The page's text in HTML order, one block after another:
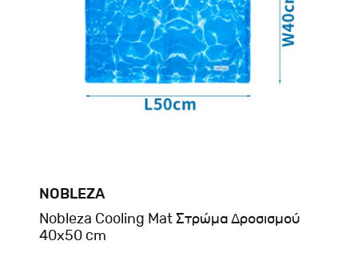
NOBLEZA
Nobleza Cooling Mat Στρώμα Δροσισμού
40x50 cm